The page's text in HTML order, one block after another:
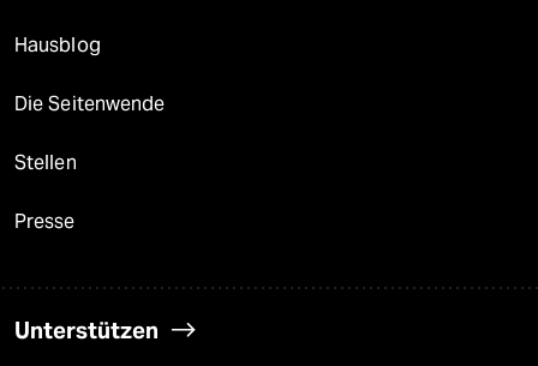
Hausblog
Die Seitenwende
Stellen
Presse
Unterstützen